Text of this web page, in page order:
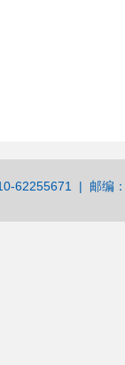
62255671 | 邮编